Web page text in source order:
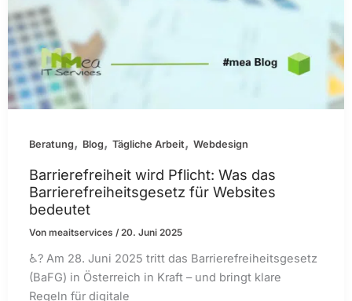
Beratung, Blog,Tägliche Arbeit,Webdesign
Barrierefreiheit wird Pflicht: Was das
Barrierefreiheitsgesetz für Websites
bedeutet
Vonmeaitservices /20. Juni 2025
♿️? Am 28. Juni 2025 tritt das Barrierefreiheitsgesetz
(BaFG) in Österreich in Kraft – und bringt klare
Regeln für digitale